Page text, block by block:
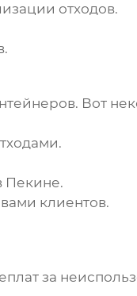
отходов.
. Вот
Пекине.
клиентов.
за